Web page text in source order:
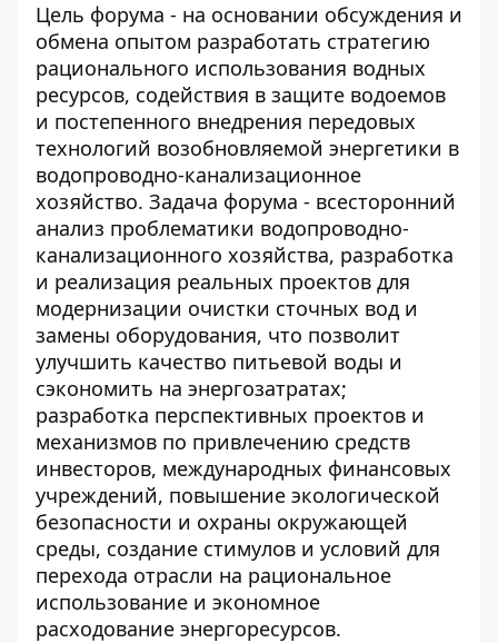
Цель форума - на основании обсуждения и
обмена опытом разработать стратегию
рационального использования водных
ресурсов, содействия в защите водоемов
и постепенного внедрения передовых
технологий возобновляемой энергетики в
водопроводно-канализационное
хозяйство. Задача форума - всесторонний
анализ проблематики водопроводно-
канализационного хозяйства, разработка
и реализация реальных проектов для
модернизации очистки сточных вод и
замены оборудования, что позволит
улучшить качество питьевой воды и
сэкономить на энергозатратах;
разработка перспективных проектов и
механизмов по привлечению средств
инвесторов, международных финансовых
учреждений, повышение экологической
безопасности и охраны окружающей
среды, создание стимулов и условий для
перехода отрасли на рациональное
использование и экономное
расходование энергоресурсов.